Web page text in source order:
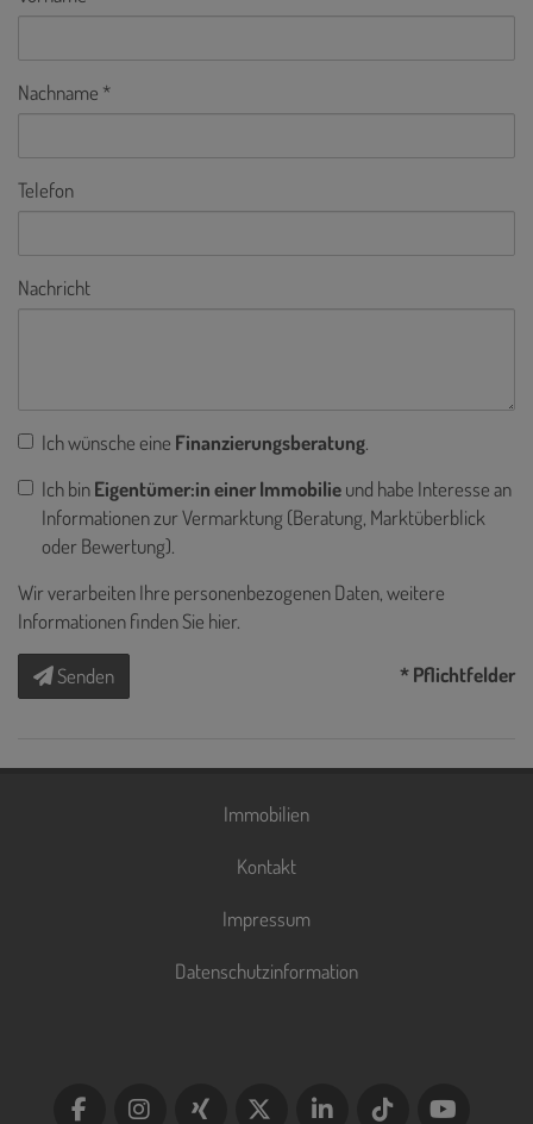
Nachname
Telefon
Nachricht
Ich wünsche eine Finanzierungsberatung.
Ich binEigentümer:in einer Immobilieund habe Interesse an
Informationen zur Vermarktung (Beratung, Marktüberblick
oder Bewertung).
Wir verarbeiten Ihre personenbezogenen Daten, weitere
Informationen finden Sie hier.
Senden * Pflichtfelder
Immobilien
Kontakt
Impressum
Datenschutzinformation